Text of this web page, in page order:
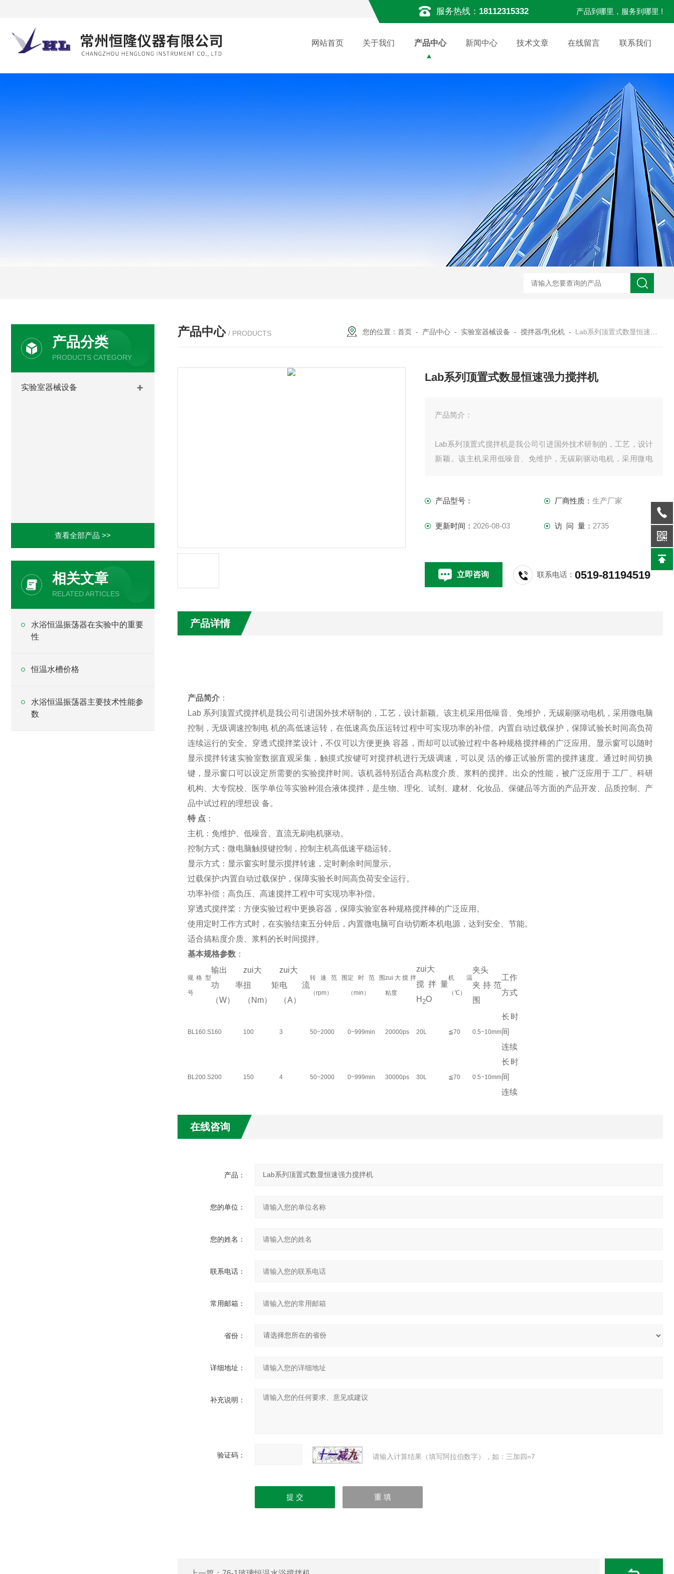
服务热线： 18112315332 产品到哪里，服务到哪里 !
网站首页 关于我们 产品中心 新闻中心 技术文章 在线留言 联系我们
产品中心 / PRODUCTS 您的位置：首页 - 产品中心 - 实验室器械设备 -搅拌器/乳化机 - Lab系列顶置式数显恒速强力搅拌机
Lab系列顶置式数显恒速强力搅拌机
产品简介：
Lab系列顶置式搅拌机是我公司引进国外技术研制的，工艺，设计
新颖。该主机采用低噪音、免维护，无碳刷驱动电机，采用微电
负荷连续运行的安全。穿透式搅拌桨设计，不仅可以方便更换容
以随时显示搅拌转速实验室
产品型号： 厂商性质： 生产厂家
更新时间： 2026-08-03 访 问 量： 2735
立即咨询 联系电话：0519-81194519
产品详情
产品简介：
Lab 系列顶置式搅拌机是我公司引进国外技术研制的，工艺，设计新颖。该主机采用低噪音、免维护，无碳刷驱动电机，采用微电脑
控制，无级调速控制电 机的高低速运转，在低速高负压运转过程中可实现功率的补偿。内置自动过载保护，保障试验长时间高负荷
连续运行的安全。穿透式搅拌桨设计，不仅可以方便更换 容器，而却可以试验过程中各种规格搅拌棒的广泛应用。显示窗可以随时
显示搅拌转速实验室数据直观采集，触摸式按键可对搅拌机进行无级调速，可以灵 活的修正试验所需的搅拌速度。通过时间切换
键，显示窗口可以设定所需要的实验搅拌时间。该机器特别适合高粘度介质、浆料的搅拌。出众的性能，被广泛应用于 工厂、科研
机构、大专院校、医学单位等实验种混合液体搅拌，是生物、理化、试剂、建材、化妆品、保健品等方面的产品开发、品质控制、产
品中试过程的理想设 备。
特 点 ：
主机：免维护、低噪音、直流无刷电机驱动。
控制方式：微电脑触摸键控制，控制主机高低速平稳运转。
显示方式：显示窗实时显示搅拌转速，定时剩余时间显示。
过载保护:内置自动过载保护，保障实验长时间高负荷安全运行。
功率补偿：高负压、高速搅拌工程中可实现功率补偿。
穿透式搅拌桨：方便实验过程中更换容器，保障实验室各种规格搅拌棒的广泛应用。
使用定时工作方式时，在实验结束五分钟后，内置微电脑可自动切断本机电源，达到安全、节能。
适合搞粘度介质、浆料的长时间搅拌。
基本规格参数：
规格型
号
输出
功率
（W）
zui大
扭矩
（Nm）
zui大
电流
（A）
转速范围
（rpm）
定时范围
（min）
zui大搅拌
粘度
zui大
搅拌量
H 2O
机温
（℃）
夹头
夹持范
围
工作
方式
BL160.S160 100 3 50~2000 0~999min 20000ps 20L ≦70 0.5~10mm
长时
间
连续
BL200.S200 150 4 50~2000 0~999min 30000ps 30L ≦70 0.5~10mm
长时
间
连续
在线咨询
产品：
您的单位：
您的姓名：
联系电话：
常用邮箱：
省份：
详细地址：
补充说明：
验证码： 请输入计算结果（填写阿拉伯数字），如：三加四=7
产品分类
PRODUCTS CATEGORY
实验室器械设备
查看全部产品 >>
相关文章
RELATED ARTICLES
水浴恒温振荡器在实验中的重要
性
恒温水槽价格
水浴恒温振荡器主要技术性能参
数